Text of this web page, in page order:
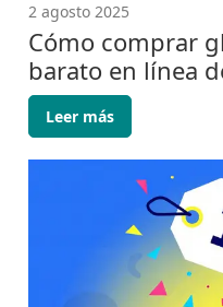
2 agosto 2025
Cómo comprar
barato en línea
Leer más